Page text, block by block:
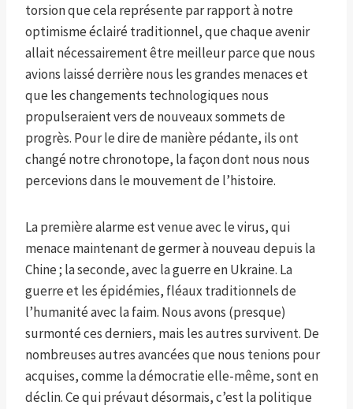
torsion que cela représente par rapport à notre
optimisme éclairé traditionnel, que chaque avenir
allait nécessairement être meilleur parce que nous
avions laissé derrière nous les grandes menaces et
que les changements technologiques nous
propulseraient vers de nouveaux sommets de
progrès. Pour le dire de manière pédante, ils ont
changé notre chronotope, la façon dont nous nous
percevions dans le mouvement de l’histoire.
La première alarme est venue avec le virus, qui
menace maintenant de germer à nouveau depuis la
Chine ; la seconde, avec la guerre en Ukraine. La
guerre et les épidémies, fléaux traditionnels de
l’humanité avec la faim. Nous avons (presque)
surmonté ces derniers, mais les autres survivent. De
nombreuses autres avancées que nous tenions pour
acquises, comme la démocratie elle-même, sont en
déclin. Ce qui prévaut désormais, c’est la politique